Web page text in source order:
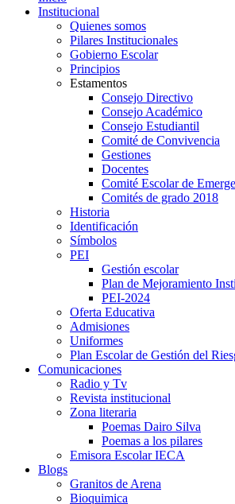
Institucional
Quienes somos
Pilares Institucionales
Gobierno Escolar
Principios
Estamentos
Consejo Directivo
Consejo Académico
Consejo Estudiantil
Comité de Convivencia
Gestiones
Docentes
Comité Escolar de
Comités de grado 2018
Historia
Identificación
Símbolos
PEI
Gestión escolar
Plan de Mejoramiento
PEI-2024
Oferta Educativa
Admisiones
Uniformes
Plan Escolar de Gestión del
Comunicaciones
Radio y Tv
Revista institucional
Zona literaria
Poemas Dairo Silva
Poemas a los pilares
Emisora Escolar IECA
Blogs
Granitos de Arena
Bioquimica